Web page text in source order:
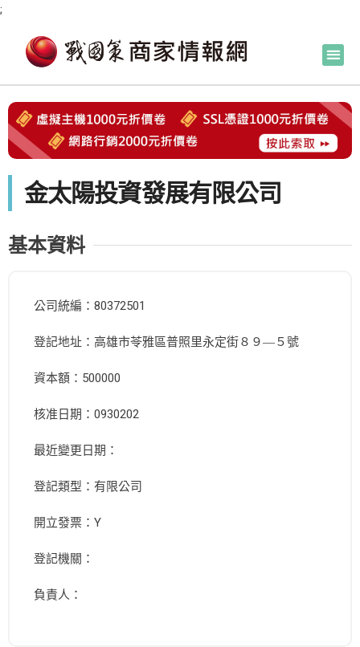
;
金太陽投資發展有限公司
基本資料
公司統編：80372501
登記地址：高雄市苓雅區普照里永定街８９―５號
資本額：500000
核准日期：0930202
最近變更日期：
登記類型：有限公司
開立發票：Y
登記機關：
負責人：